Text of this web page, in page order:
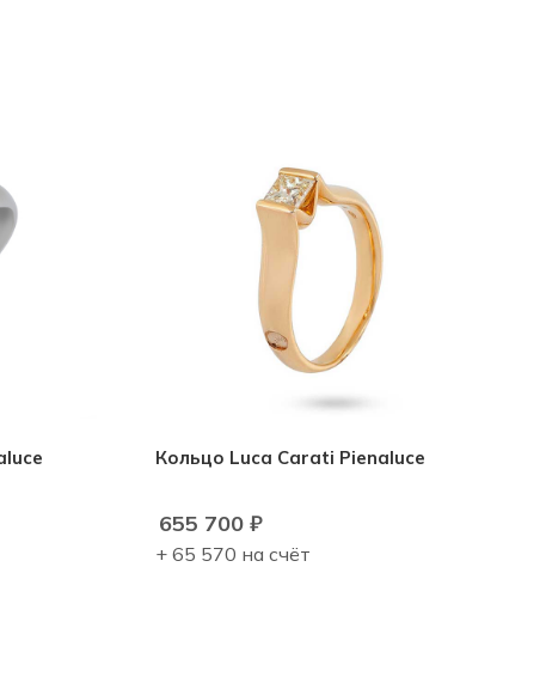
Кольцо Luca Carati Pienaluce
655 700 ₽
+ 65 570 на счёт